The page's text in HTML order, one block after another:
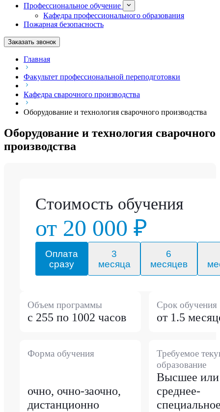
Профессиональное обучение
Кафедра профессионального образования
Пожарная безопасность
Заказать звонок
Главная
Факультет профессиональной переподготовки
Кафедра сварочного производства
Оборудование и технология сварочного производства
Оборудование и технология сварочного
производства
Стоимость обучения
от 20 000 ₽
Оплата
сразу
3
месяца
6
месяцев
Объем программы
с 255 по 1002 часов
Срок обучения
от 1.5
Форма обучения
очно, очно-заочно,
дистанционно
Требуемое
образование
Высшее или
среднее-